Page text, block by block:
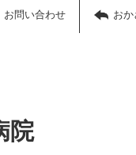
お問い合わせ お
院